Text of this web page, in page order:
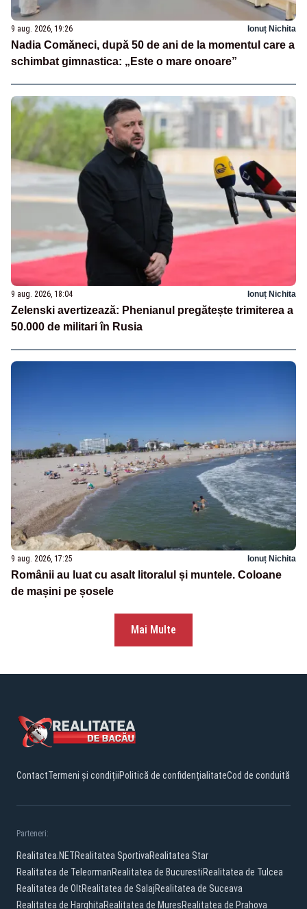
9 aug. 2026, 19:26 Ionuț Nichita
Nadia Comăneci, după 50 de ani de la momentul care a
schimbat gimnastica: „Este o mare onoare”
9 aug. 2026, 18:04 Ionuț Nichita
Zelenski avertizează: Phenianul pregătește trimiterea a
50.000 de militari în Rusia
9 aug. 2026, 17:25 Ionuț Nichita
Românii au luat cu asalt litoralul și muntele. Coloane
de mașini pe șosele
Mai Multe
ContactTermeni și condițiiPolitică de confidențialitateCod de conduită
Parteneri:
Realitatea.NETRealitatea SportivaRealitatea Star
Realitatea de TeleormanRealitatea de BucurestiRealitatea de Tulcea
Realitatea de OltRealitatea de SalajRealitatea de Suceava
Realitatea de HarghitaRealitatea de MuresRealitatea de Prahova